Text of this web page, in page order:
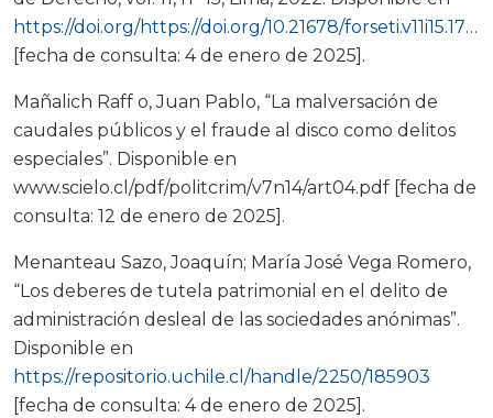
https://doi.org/https://doi.org/10.21678/forseti.v11i15.1754
[fecha de consulta: 4 de enero de 2025].
Mañalich Raff o, Juan Pablo, “La malversación de
caudales públicos y el fraude al disco como delitos
especiales”. Disponible en
www.scielo.cl/pdf/politcrim/v7n14/art04.pdf [fecha de
consulta: 12 de enero de 2025].
Menanteau Sazo, Joaquín; María José Vega Romero,
“Los deberes de tutela patrimonial en el delito de
administración desleal de las sociedades anónimas”.
Disponible en
https://repositorio.uchile.cl/handle/2250/185903
[fecha de consulta: 4 de enero de 2025].